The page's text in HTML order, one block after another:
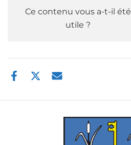
Ce contenu vous a-t-il été
utile ?